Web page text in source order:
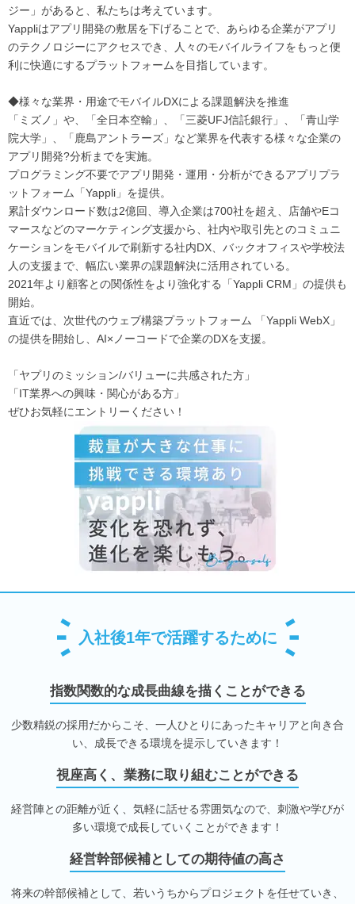
ジー」があると、私たちは考えています。
Yappliはアプリ開発の敷居を下げることで、あらゆる企業がアプリ
のテクノロジーにアクセスでき、人々のモバイルライフをもっと便
利に快適にするプラットフォームを目指しています。
◆様々な業界・用途でモバイルDXによる課題解決を推進
「ミズノ」や、「全日本空輸」、「三菱UFJ信託銀行」、「青山学
院大学」、「鹿島アントラーズ」など業界を代表する様々な企業の
アプリ開発?分析までを実施。
プログラミング不要でアプリ開発・運用・分析ができるアプリプラ
ットフォーム「Yappli」を提供。
累計ダウンロード数は2億回、導入企業は700社を超え、店舗やEコ
マースなどのマーケティング支援から、社内や取引先とのコミュニ
ケーションをモバイルで刷新する社内DX、バックオフィスや学校法
人の支援まで、幅広い業界の課題解決に活用されている。
2021年より顧客との関係性をより強化する「Yappli CRM」の提供も
開始。
直近では、次世代のウェブ構築プラットフォーム 「Yappli WebX」
の提供を開始し、AI×ノーコードで企業のDXを支援。
「ヤプリのミッション/バリューに共感された方」
「IT業界への興味・関心がある方」
ぜひお気軽にエントリーください！
入社後1年で活躍するために
指数関数的な成長曲線を描くことができる
少数精鋭の採用だからこそ、一人ひとりにあったキャリアと向き合
い、成長できる環境を提示していきます！
視座高く、業務に取り組むことができる
経営陣との距離が近く、気軽に話せる雰囲気なので、刺激や学びが
多い環境で成長していくことができます！
経営幹部候補としての期待値の高さ
将来の幹部候補として、若いうちからプロジェクトを任せていき、